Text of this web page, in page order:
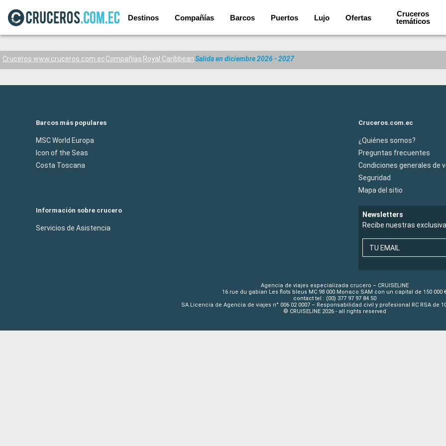
Destinos Compañías Barcos Puertos Lujo Ofertas
Cruceros
temáticos
Cruceros www.cruceros.com.ecCompañías Royal CaribbeanSalida en diciembre 2026 - 2027
Barcos más populares
MSC World Europa
Icon of the Seas
Costa Toscana
Cruceros.com.ec
¿Quiénes somos?
Preguntas frecuentes
Condiciones generales de
Seguridad
Mapa del sitio
Información sobre crucero
Servicios de Asistencia
Newsletters
Recibe nuestras
TU EMAIL
Agencia de viajes especializada crucero – CRUISELINE
16 rue du gabian Les flots bleus MC 98 000 Monaco SAM con un capital de 150 000 €
contact tel : (00) 377 97 97 84 50
SA.Licencia de Agencia de viajes n° 006 02 0007 – Responsabilidad civil y profesional RC RSA de 10
© CRUISELINE 2026 - all rights reserved